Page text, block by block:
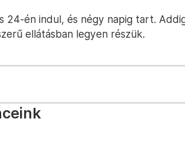
24-én indul, és négy napig tart.
ellátásban legyen részük.